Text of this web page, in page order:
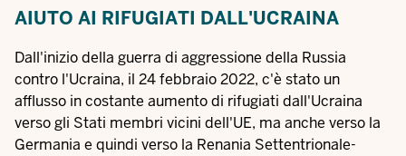
AIUTO AI RIFUGIATI DALL'UCRAINA
Dall'inizio della guerra di aggressione della Russia
contro l'Ucraina, il 24 febbraio 2022, c'è stato un
afflusso in costante aumento di rifugiati dall'Ucraina
verso gli Stati membri vicini dell'UE, ma anche verso la
Germania e quindi verso la Renania Settentrionale-